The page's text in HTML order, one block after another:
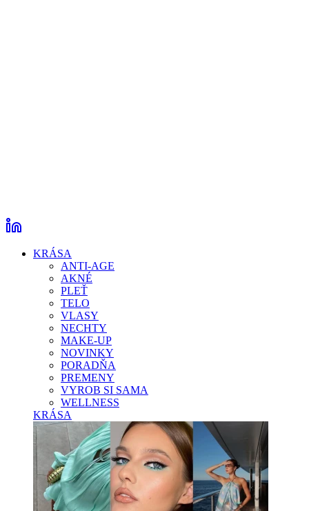
KRÁSA
ANTI-AGE
AKNÉ
PLEŤ
TELO
VLASY
NECHTY
MAKE-UP
NOVINKY
PORADŇA
PREMENY
VYROB SI SAMA
WELLNESS
KRÁSA